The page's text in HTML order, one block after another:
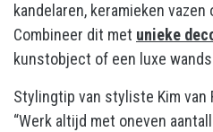
kandelaren, keramieken
Combineer dit met unieke
kunstobject of een luxe
Stylingtip van styliste Kim van
“Werk altijd met oneven